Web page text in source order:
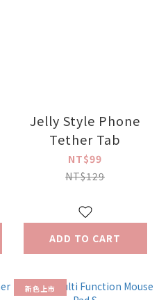
Jelly Style Phone
Tether Tab
NT$99
NT$129
ADD TO CART
新色上市